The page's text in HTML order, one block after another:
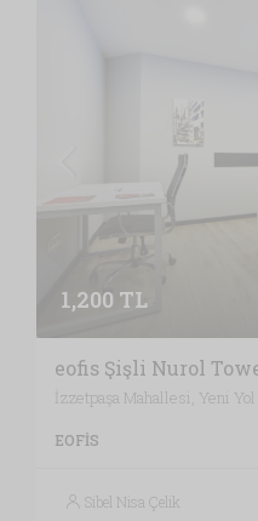
1,200 TL
eofis Şişli Nurol
EOFIS
Sibel Nisa Çelik